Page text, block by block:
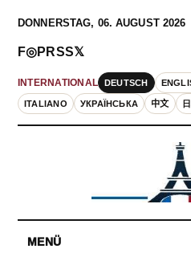
DONNERSTAG, 06. AUGUST 2026
INTERNATIONAL DEUTSCH
ITALIANO УКРАЇНСЬКА 中文
F◎PRSS𝕏
MENÜ